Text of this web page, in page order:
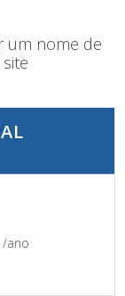
um nome de
/ano